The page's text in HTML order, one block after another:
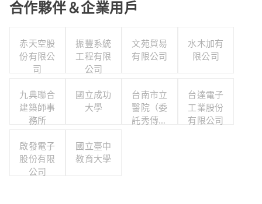
合作夥伴＆企業用戶
赤天空股
份有限公
司
振豐系統
工程有限
公司
文苑貿易
有限公司
水木加有
限公司
九典聯合
建築師事
務所
國立成功
大學
台南市立
醫院（委
託秀傳醫
台達電子
工業股份
有限公司
啟發電子
股份有限
公司
國立臺中
教育大學